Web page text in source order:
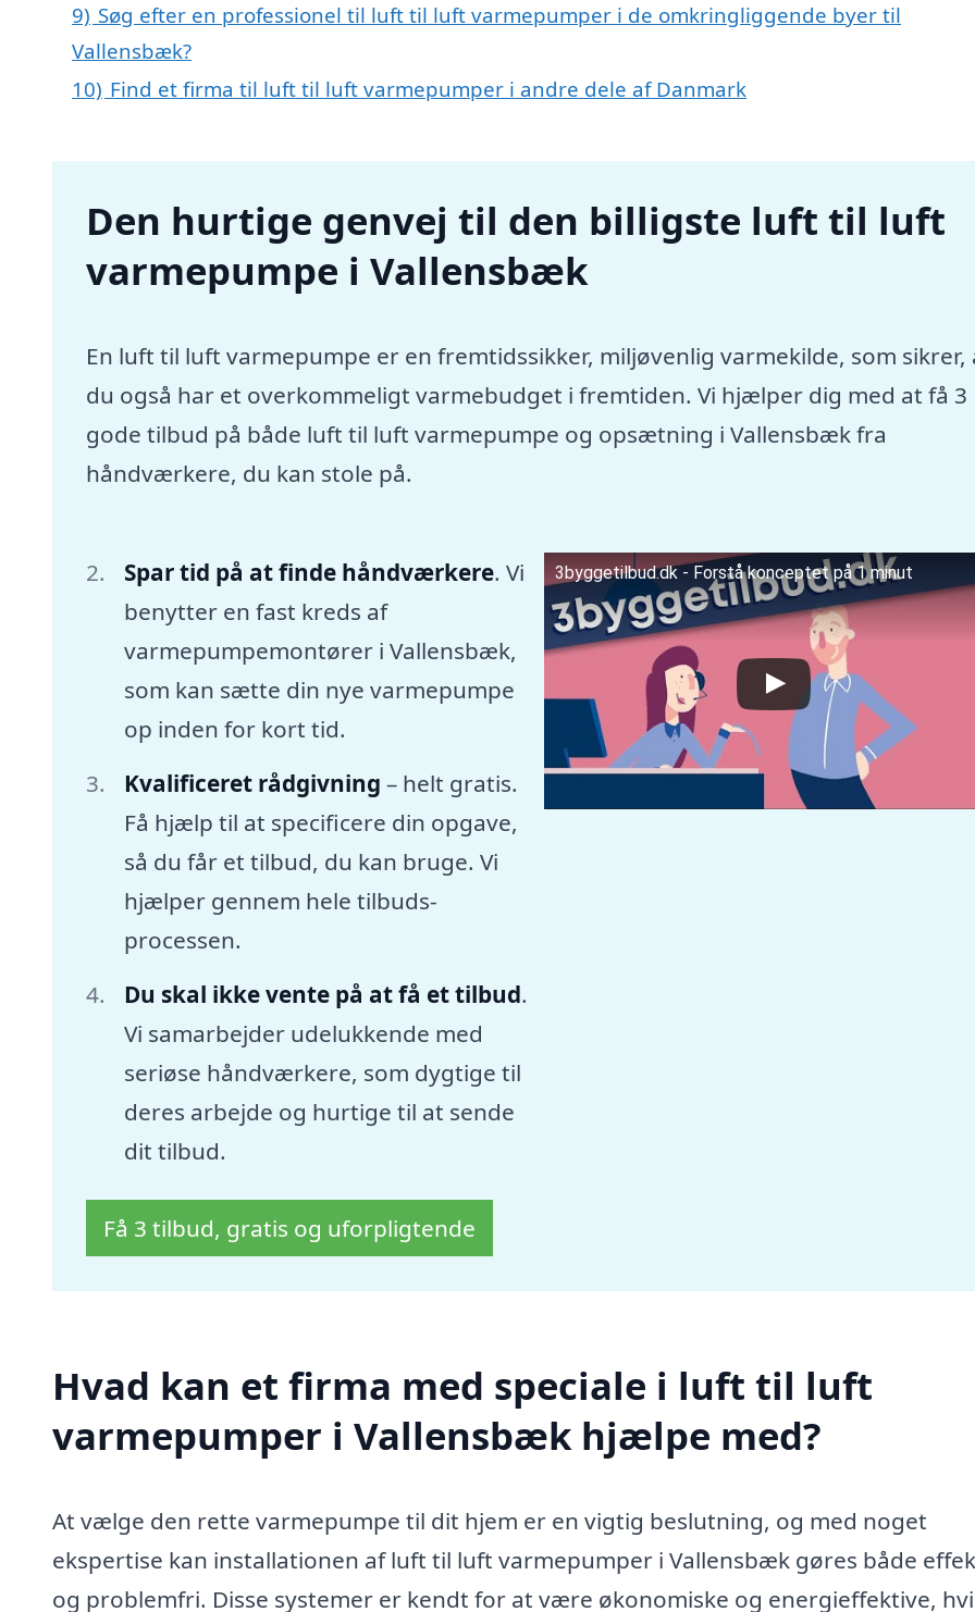
9) Søg efter en professionel til luft til luft varmepumper i de omkringliggende byer til
Vallensbæk?
10) Find et firma til luft til luft varmepumper i andre dele af Danmark
Den hurtige genvej til den billigste luft til luft
varmepumpe i Vallensbæk
En luft til luft varmepumpe er en fremtidssikker, miljøvenlig varmekilde, som sikrer,
du også har et overkommeligt varmebudget i fremtiden. Vi hjælper dig med at få 3
gode tilbud på både luft til luft varmepumpe og opsætning i Vallensbæk fra
håndværkere, du kan stole på.
Spar tid på at finde håndværkere. Vi
benytter en fast kreds af
varmepumpemontører i Vallensbæk,
som kan sætte din nye varmepumpe
op inden for kort tid.
Kvalificeret rådgivning – helt gratis.
Få hjælp til at specificere din opgave,
så du får et tilbud, du kan bruge. Vi
hjælper gennem hele tilbuds-
processen.
Du skal ikke vente på at få et tilbud.
Vi samarbejder udelukkende med
seriøse håndværkere, som dygtige til
deres arbejde og hurtige til at sende
dit tilbud.
3byggetilbud.dk - Forstå konceptet på 1 minut
Få 3 tilbud, gratis og uforpligtende
Hvad kan et firma med speciale i luft til luft
varmepumper i Vallensbæk hjælpe med?
At vælge den rette varmepumpe til dit hjem er en vigtig beslutning, og med noget
ekspertise kan installationen af luft til luft varmepumper i Vallensbæk gøres både
og problemfri. Disse systemer er kendt for at være økonomiske og energieffektive,